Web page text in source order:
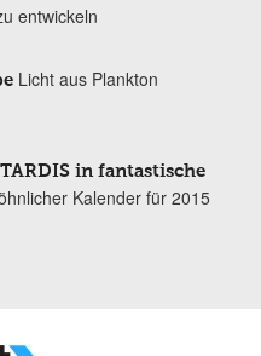
entwickeln
Licht aus Plankton
in fantastische
Kalender für 2015